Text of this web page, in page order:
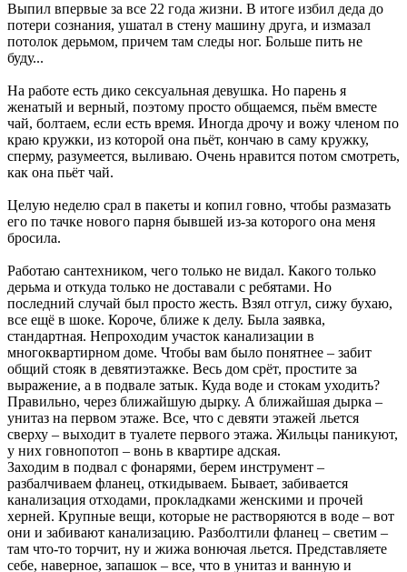
Выпил впервые за все 22 года жизни. В итоге избил деда до
потери сознания, ушатал в стену машину друга, и измазал
потолок дерьмом, причем там следы ног. Больше пить не
буду...
На работе есть дико сексуальная девушка. Но парень я
женатый и верный, поэтому просто общаемся, пьём вместе
чай, болтаем, если есть время. Иногда дрочу и вожу членом по
краю кружки, из которой она пьёт, кончаю в саму кружку,
сперму, разумеется, выливаю. Очень нравится потом смотреть,
как она пьёт чай.
Целую неделю срал в пакеты и копил говно, чтобы размазать
его по тачке нового парня бывшей из-за которого она меня
бросила.
Работаю сантехником, чего только не видал. Какого только
дерьма и откуда только не доставали с ребятами. Но
последний случай был просто жесть. Взял отгул, сижу бухаю,
все ещё в шоке. Короче, ближе к делу. Была заявка,
стандартная. Непроходим участок канализации в
многоквартирном доме. Чтобы вам было понятнее – забит
общий стояк в девятиэтажке. Весь дом срёт, простите за
выражение, а в подвале затык. Куда воде и стокам уходить?
Правильно, через ближайшую дырку. А ближайшая дырка –
унитаз на первом этаже. Все, что с девяти этажей льется
сверху – выходит в туалете первого этажа. Жильцы паникуют,
у них говнопотоп – вонь в квартире адская.
Заходим в подвал с фонарями, берем инструмент –
разбалчиваем фланец, откидываем. Бывает, забивается
канализация отходами, прокладками женскими и прочей
херней. Крупные вещи, которые не растворяются в воде – вот
они и забивают канализацию. Разболтили фланец – светим –
там что-то торчит, ну и жижа вонючая льется. Представляете
себе, наверное, запашок – все, что в унитаз и ванную и